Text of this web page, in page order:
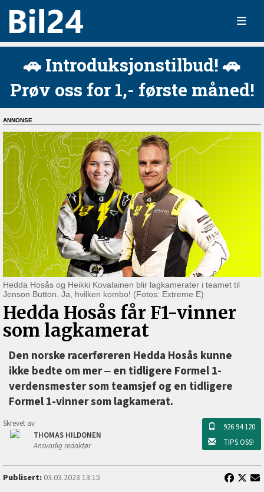
🚗 Introduksjonstilbud! 🚗
Prøv oss for 1,- første måned!
Hedda Hosås og Heikki Kovalainen blir lagkamerater i teamet til
Jenson Button. Ja, hvilken kombo! (Fotos: Extreme E)
Hedda Hosås får F1-vinner
som lagkamerat
Den norske racerføreren Hedda Hosås kunne
ikke bedte om mer ‒ en tidligere Formel 1-
verdensmester som teamsjef og en tidligere
Formel 1-vinner som lagkamerat.
Skrevet av
THOMAS HILDONEN
Ansvarlig redaktør
926 94 120
TIPS OSS!
Publisert:03.03.2023 13:15